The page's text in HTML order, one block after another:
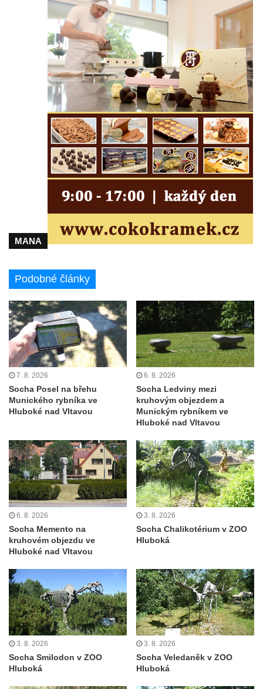
Busta Karla Maxe Schneidera v ZOO
Leipzig
Socha Iásón v ZOO Leipzig
Socha Mladý slon v ZOO Leipzig
Socha Býk v ZOO Dresden
Socha Uprchlý otrok bojuje s divokým psem
v ZOO Dresden
Socha krokodýla v ZOO Dresden
Socha slona v ZOO Dresden
Socha Faun s medvíďaty v ZOO Dresden
ZOO Dresden
Socha světce severně od Lužce nad
Vltavou
– Hořín u Lužce nad Vltavou
Strom svobody a památník 100 let republiky
a 30. výročí listopadu 1989 v Hrobčicích
Boží muka v parku před domem čp. 17 v
Hrobčicích
Sochy „Klaun a dívenka“ v parku v centru
Hrobčic
Socha svatého Antonína poustevníka v
Mirošovicích
Socha vodníka u požární nádrže v
Socha býka před areálem firmy 2JCP v
Račicích
Povodňový sloup II. v Dobříni
Povodňový sloup I. v Dobříni
Pamětní kámen vodního díla Josefův Důl
Socha svatého Floriána na domě čp. 3 v
Socha svaté Anny u domu čp. 3 v Oparnu
Lavička Václava Havla v Pardubicích
Lavička Václava Havla v Novém Boru
Lavička Václava Havla v Krásné Lípě
na Mezní Louce
Kamenný obelisk na vyhlídce u Pravčické
MANA
Podobné články
7. 8. 2026
Socha Posel na břehu
Munického rybníka ve
Hluboké nad Vltavou
6. 8. 2026
Socha Ledviny mezi
kruhovým objezdem a
Munickým rybníkem ve
Hluboké nad Vltavou
6. 8. 2026
Socha Memento na
kruhovém objezdu ve
Hluboké nad Vltavou
3. 8. 2026
Socha Chalikotérium v ZOO
Hluboká
3. 8. 2026
Socha Smilodon v ZOO
Hluboká
3. 8. 2026
Socha Veledaněk v ZOO
Hluboká